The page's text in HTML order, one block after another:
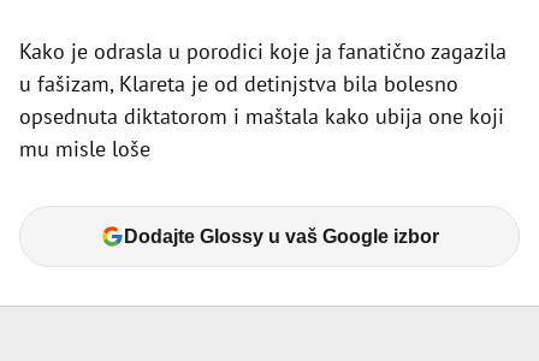
Kako je odrasla u porodici koje ja fanatično zagazila
u fašizam, Klareta je od detinjstva bila bolesno
opsednuta diktatorom i maštala kako ubija one koji
mu misle loše
Dodajte Glossy u vaš Google izbor